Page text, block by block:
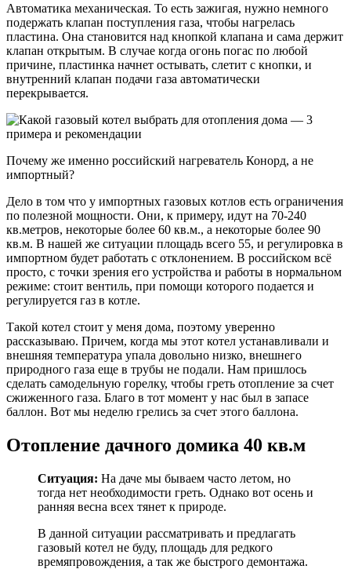
Автоматика механическая. То есть зажигая, нужно немного
подержать клапан поступления газа, чтобы нагрелась
пластина. Она становится над кнопкой клапана и сама держит
клапан открытым. В случае когда огонь погас по любой
причине, пластинка начнет остывать, слетит с кнопки, и
внутренний клапан подачи газа автоматически
перекрывается.
Почему же именно российский нагреватель Конорд, а не
импортный?
Дело в том что у импортных газовых котлов есть ограничения
по полезной мощности. Они, к примеру, идут на 70-240
кв.метров, некоторые более 60 кв.м., а некоторые более 90
кв.м. В нашей же ситуации площадь всего 55, и регулировка в
импортном будет работать с отклонением. В российском всё
просто, с точки зрения его устройства и работы в нормальном
режиме: стоит вентиль, при помощи которого подается и
регулируется газ в котле.
Такой котел стоит у меня дома, поэтому уверенно
рассказываю. Причем, когда мы этот котел устанавливали и
внешняя температура упала довольно низко, внешнего
природного газа еще в трубы не подали. Нам пришлось
сделать самодельную горелку, чтобы греть отопление за счет
сжиженного газа. Благо в тот момент у нас был в запасе
баллон. Вот мы неделю грелись за счет этого баллона.
Отопление дачного домика 40 кв.м
Ситуация: На даче мы бываем часто летом, но
тогда нет необходимости греть. Однако вот осень и
ранняя весна всех тянет к природе.
В данной ситуации рассматривать и предлагать
газовый котел не буду, площадь для редкого
времяпровождения, а так же быстрого демонтажа.